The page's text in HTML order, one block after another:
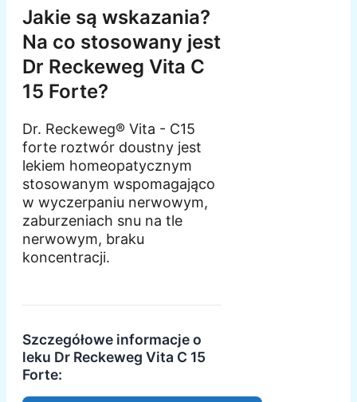
Jakie są wskazania?
Na co stosowany jest
Dr Reckeweg Vita C
15 Forte?
Dr. Reckeweg® Vita - C15
forte roztwór doustny jest
lekiem homeopatycznym
stosowanym wspomagająco
w wyczerpaniu nerwowym,
zaburzeniach snu na tle
nerwowym, braku
koncentracji.
Szczegółowe informacje o
leku Dr Reckeweg Vita C 15
Forte: